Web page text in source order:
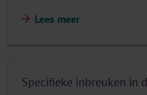
Lees meer
Specifieke inbreuken in